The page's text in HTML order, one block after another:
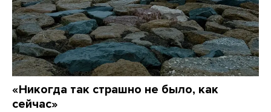
«Никогда так страшно не было, как
сейчас»